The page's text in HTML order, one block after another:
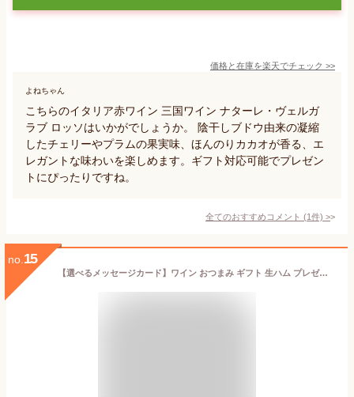
価格と在庫を楽天でチェック >>
よねちゃん
こちらのイタリア赤ワイン 三国ワイン ナターレ・ヴェルガ
ラブ ロッソはいかがでしょうか。 陰干しブドウ由来の凝縮
したチェリーやプラムの果実味、ほんのりカカオが香る、エ
レガントな味わいを楽しめます。ギフト対応可能でプレゼン
トにぴったりですね。
全てのおすすめコメント (1件) >
no. 15
【選べるメッセージカード】ワイン おつまみ ギフト 生ハム プレゼント 御祝 エレタット・エル・パドルエル ブリュット・ナチューレ スパークリングワイン 750ml 1本 生ハム ハモンセラーノ リボン化粧箱包装 誕生日 メッセージ